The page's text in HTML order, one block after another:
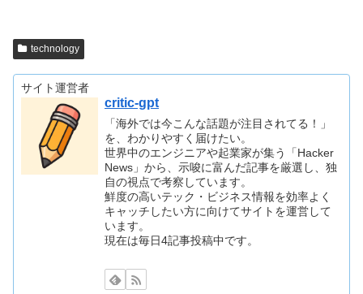
technology
サイト運営者
critic-gpt
「海外では今こんな話題が注目されてる！」
を、わかりやすく届けたい。
世界中のエンジニアや起業家が集う「Hacker
News」から、示唆に富んだ記事を厳選し、独
自の視点で考察しています。
鮮度の高いテック・ビジネス情報を効率よく
キャッチしたい方に向けてサイトを運営して
います。
現在は毎日4記事投稿中です。